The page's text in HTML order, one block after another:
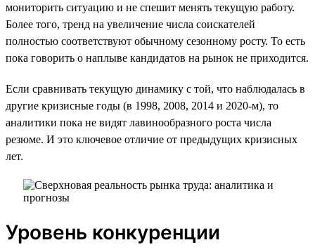
мониторить ситуацию и не спешит менять текущую работу.
Более того, тренд на увеличение числа соискателей
полностью соответствуют обычному сезонному росту. То есть
пока говорить о наплыве кандидатов на рынок не приходится.
Если сравнивать текущую динамику с той, что наблюдалась в
другие кризисные годы (в 1998, 2008, 2014 и 2020-м), то
аналитики пока не видят лавинообразного роста числа
резюме. И это ключевое отличие от предыдущих кризисных
лет.
Уровень конкуренции